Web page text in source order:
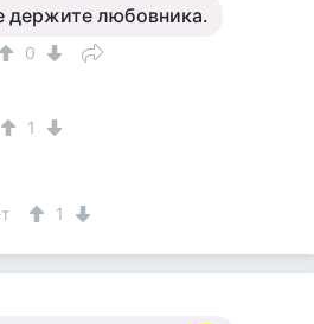
держите любовника.
0
1
1